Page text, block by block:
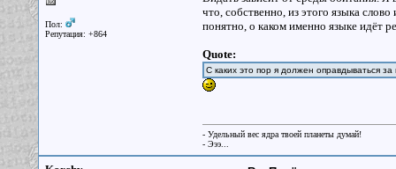
Пол:
Репутация: +864
что, собственно, из этого языка
понятно, о каком именно языке идёт
Quote:
С каких это пор я должен оправдываться за
- Удельный вес ядра твоей планеты думай!
- Эээ...